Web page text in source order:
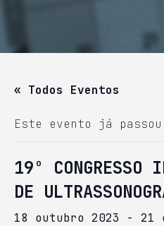
« Todos Eventos
Este evento já
19º CONGRESSO
DE
18 outubro 2023 - 21